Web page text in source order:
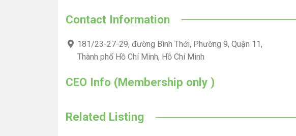
Contact Information
181/23-27-29, đường Bình Thới, Phường 9, Quận 11,
Thành phố Hồ Chí Minh, Hồ Chí Minh
CEO Info (Membership only )
Related Listing